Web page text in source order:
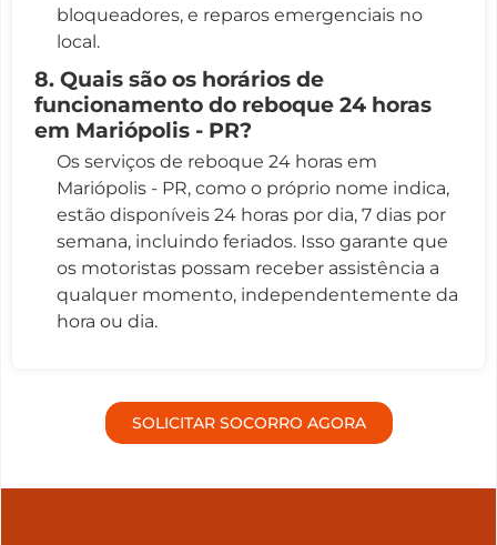
bloqueadores, e reparos emergenciais no
local.
8. Quais são os horários de
funcionamento do reboque 24 horas
em Mariópolis - PR?
Os serviços de reboque 24 horas em
Mariópolis - PR, como o próprio nome indica,
estão disponíveis 24 horas por dia, 7 dias por
semana, incluindo feriados. Isso garante que
os motoristas possam receber assistência a
qualquer momento, independentemente da
hora ou dia.
SOLICITAR SOCORRO AGORA